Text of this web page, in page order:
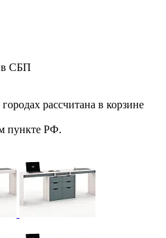
в СБП
рассчитана в корзине
пункте РФ.